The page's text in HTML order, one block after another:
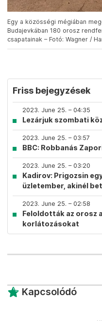
Egy a közösségi mégiában
Budajevkában 180 orosz
csapatainak – Fotó: Wagner /
Friss bejegyzések
2023. June 25. – 04:35
Lezárjuk szombati
2023. June 25. – 03:57
BBC: Robbanás
2023. June 25. – 03:20
Kadirov: Prigozsin
üzletember, akinél
2023. June 25. – 02:58
Feloldották az orosz
korlátozásokat
Kapcsolódó